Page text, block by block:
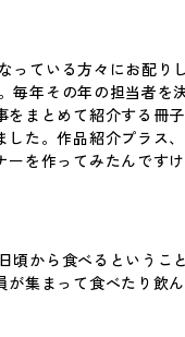
っている方々にお配り
毎年その年の担当者を
まとめて紹介する冊
た。作品紹介プラス
を作ってみたんです
頃から食べるというこ
集まって食べたり飲